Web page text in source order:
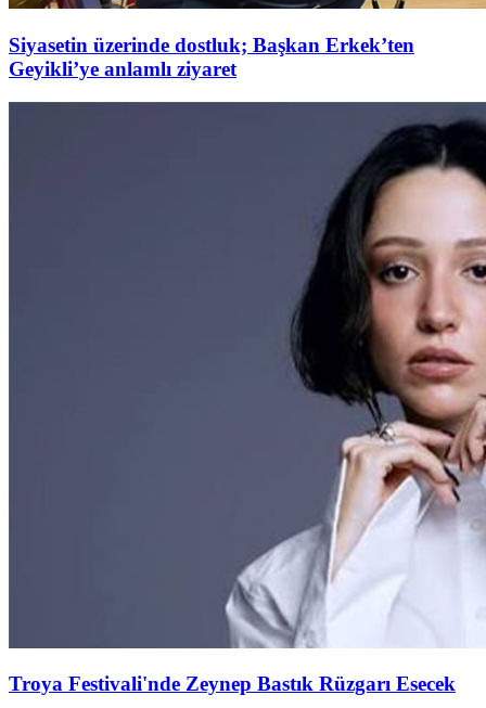
Siyasetin üzerinde dostluk; Başkan Erkek’ten
Geyikli’ye anlamlı ziyaret
Troya Festivali'nde Zeynep Bastık Rüzgarı Esecek